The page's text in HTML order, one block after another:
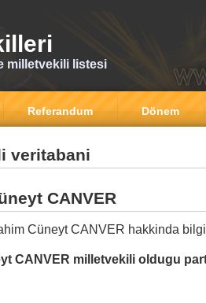
milletvekili listesi
Referandum Dönem
veritabani
CANVER
Cüneyt CANVER hakkinda bilgi
CANVER milletvekili oldugu